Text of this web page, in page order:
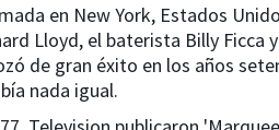
en New York, Estados
Lloyd, el baterista Billy Ficca
de gran éxito en los años
nada igual.